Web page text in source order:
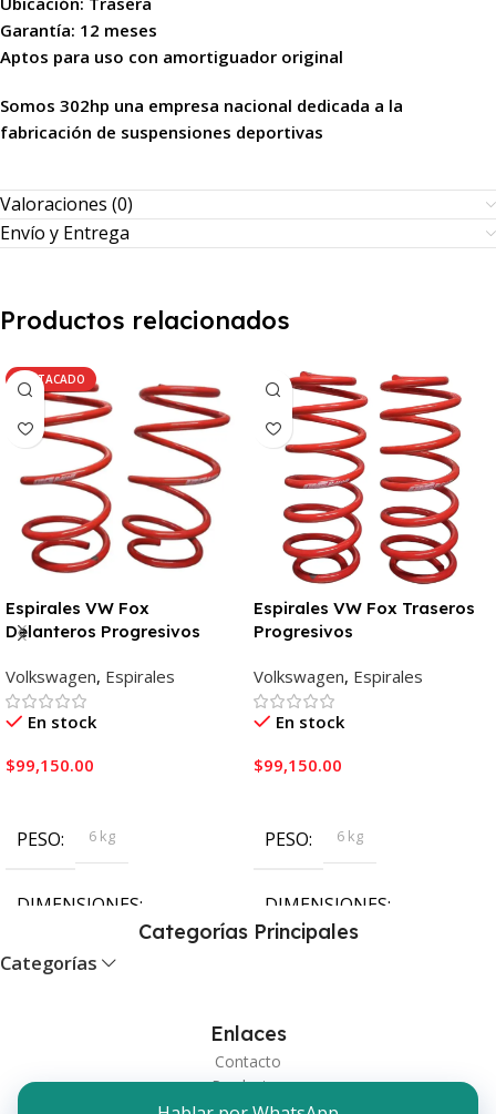
Garantía: 12 meses
Aptos para uso con amortiguador original
Somos 302hp una empresa nacional dedicada a la
fabricación de suspensiones deportivas
Valoraciones (0)
Envío y Entrega
Productos relacionados
DESTACADO
Espirales VW Fox
Delanteros Progresivos
Volkswagen, Espirales
En stock
$99,150.00
PESO 6 kg
DIMENSIONES
40 × 35 × 17 cm
Espirales VW Fox Traseros
Progresivos
Volkswagen, Espirales
En stock
$99,150.00
PESO 6 kg
DIMENSIONES
Categorías Principales
Categorías
Enlaces
Contacto
Productos